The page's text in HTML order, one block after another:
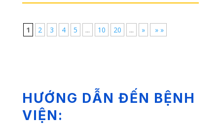
1 2 3 4 5 ... 10 20 ... » » »
HƯỚNG DẪN ĐẾN BỆNH
VIỆN: